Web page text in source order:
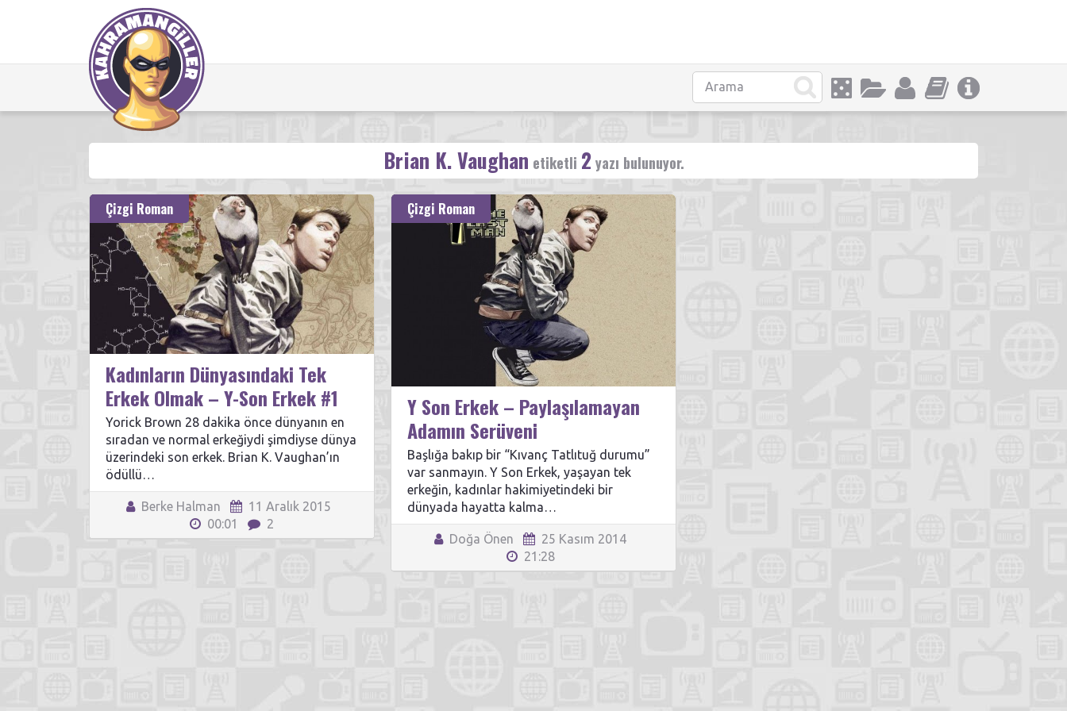
Brian K. Vaughan etiketli 2yazı bulunuyor.
Çizgi Roman
Kadınların Dünyasındaki Tek
Erkek Olmak – Y-Son Erkek #1
Yorick Brown 28 dakika önce dünyanın en
sıradan ve normal erkeğiydi şimdiyse dünya
üzerindeki son erkek. Brian K. Vaughan’ın
ödüllü…
Berke Halman
11 Aralık 2015
00:01
2
Çizgi Roman
Y Son Erkek – Paylaşılamayan
Adamın Serüveni
Başlığa bakıp bir “Kıvanç Tatlıtuğ durumu”
var sanmayın. Y Son Erkek, yaşayan tek
erkeğin, kadınlar hakimiyetindeki bir
dünyada hayatta kalma…
Doğa Önen
25 Kasım 2014
21:28